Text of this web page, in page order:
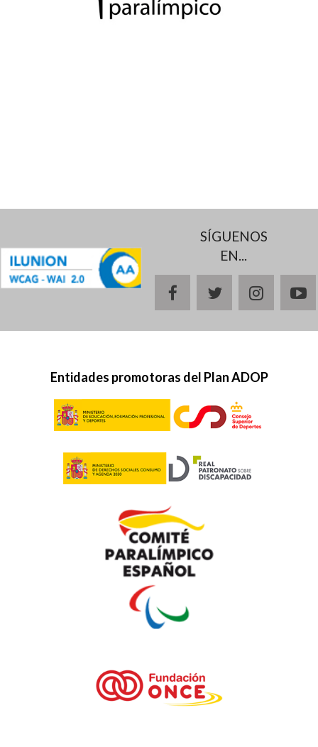
SÍGUENOS
EN...
facebooktwitter
Entidades promotoras del Plan ADOP